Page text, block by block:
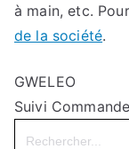
à main, etc.
de la société.
GWELEO
Suivi
Search
for: